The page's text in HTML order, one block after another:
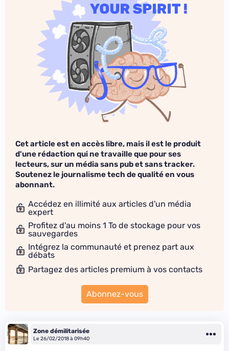
Cet article est en accès libre, mais il est le produit
d'une rédaction qui ne travaille que pour ses
lecteurs, sur un média sans pub et sans tracker.
Soutenez le journalisme tech de qualité en vous
abonnant.
Accédez en illimité aux articles d'un média
expert
Profitez d'au moins 1 To de stockage pour vos
sauvegardes
Intégrez la communauté et prenez part aux
débats
Partagez des articles premium à vos contacts
Abonnez-vous
Zone démilitarisée
Le 26/02/2018 à 09h40